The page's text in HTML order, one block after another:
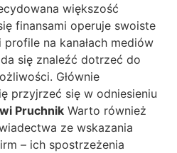
większość
finansami operuje swoiste
na kanałach mediów
się znaleźć dotrzeć do
Głównie
przyjrzeć się w odniesieniu
Pruchnik Warto również
ze wskazania
– ich spostrzeżenia